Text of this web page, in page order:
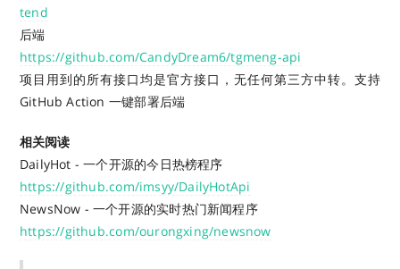
tend
后端
https://github.com/CandyDream6/tgmeng-api
项目用到的所有接口均是官方接口，无任何第三方中转。支持
GitHub Action 一键部署后端
相关阅读
DailyHot - 一个开源的今日热榜程序
https://github.com/imsyy/DailyHotApi
NewsNow - 一个开源的实时热门新闻程序
https://github.com/ourongxing/newsnow